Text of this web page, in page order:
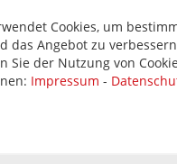
Cookies, um
das Angebot zu
Sie der Nutzung von
Impressum -
Cookies, um
das Angebot zu
Sie der Nutzung von
Impressum -